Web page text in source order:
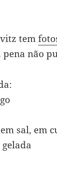
tem
pena não
sal, em